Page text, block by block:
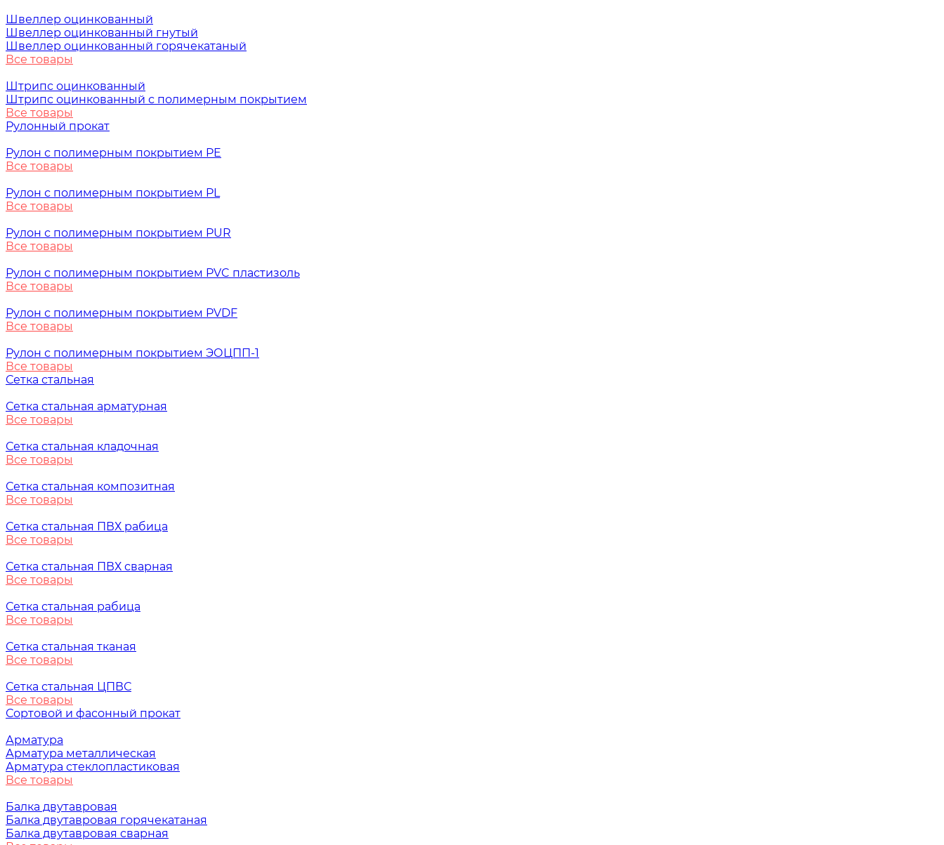
Швеллер оцинкованный
Швеллер оцинкованный гнутый
Швеллер оцинкованный горячекатаный
Все товары
Штрипс оцинкованный
Штрипс оцинкованный с полимерным покрытием
Все товары
Рулонный прокат
Рулон с полимерным покрытием PE
Все товары
Рулон с полимерным покрытием PL
Все товары
Рулон с полимерным покрытием PUR
Все товары
Рулон с полимерным покрытием PVC пластизоль
Все товары
Рулон с полимерным покрытием PVDF
Все товары
Рулон с полимерным покрытием ЭОЦПП-1
Все товары
Сетка стальная
Сетка стальная арматурная
Все товары
Сетка стальная кладочная
Все товары
Сетка стальная композитная
Все товары
Сетка стальная ПВХ рабица
Все товары
Сетка стальная ПВХ сварная
Все товары
Сетка стальная рабица
Все товары
Сетка стальная тканая
Все товары
Сетка стальная ЦПВС
Все товары
Сортовой и фасонный прокат
Арматура
Арматура металлическая
Арматура стеклопластиковая
Все товары
Балка двутавровая
Балка двутавровая горячекатаная
Балка двутавровая сварная